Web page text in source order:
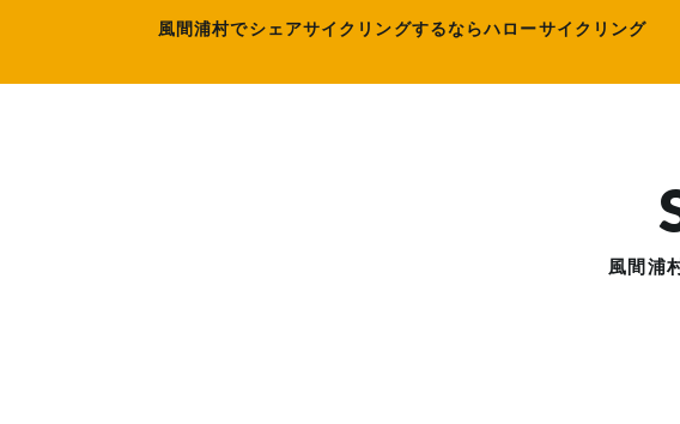
風間浦村でシェアサイクリングするならハローサイクリング
風間浦